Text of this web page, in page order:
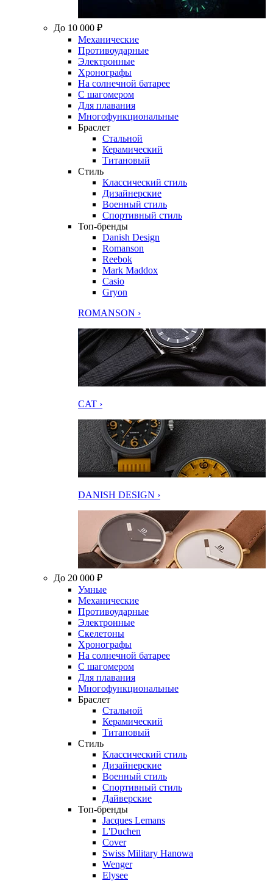
До 10 000 ₽
Механические
Противоударные
Электронные
Хронографы
На солнечной батарее
С шагомером
Для плавания
Многофункциональные
Браслет
Стальной
Керамический
Титановый
Стиль
Классический стиль
Дизайнерские
Военный стиль
Спортивный стиль
Топ-бренды
Danish Design
Romanson
Reebok
Mark Maddox
Casio
Gryon
ROMANSON ›
CAT ›
DANISH DESIGN ›
До 20 000 ₽
Умные
Механические
Противоударные
Электронные
Скелетоны
Хронографы
На солнечной батарее
С шагомером
Для плавания
Многофункциональные
Браслет
Стальной
Керамический
Титановый
Стиль
Классический стиль
Дизайнерские
Военный стиль
Спортивный стиль
Дайверские
Топ-бренды
Jacques Lemans
L'Duchen
Cover
Swiss Military Hanowa
Wenger
Elysee